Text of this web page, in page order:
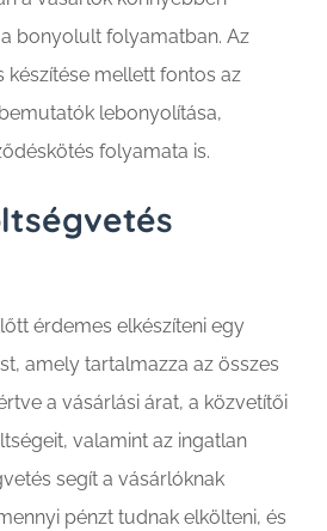
bonyolult folyamatban. Az
készítése mellett fontos az
lebonyolítása,
folyamata is.
érdemes elkészíteni egy
amely tartalmazza az összes
a vásárlási árat, a közvetítői
valamint az ingatlan
segít a vásárlóknak
pénzt tudnak elkölteni, és